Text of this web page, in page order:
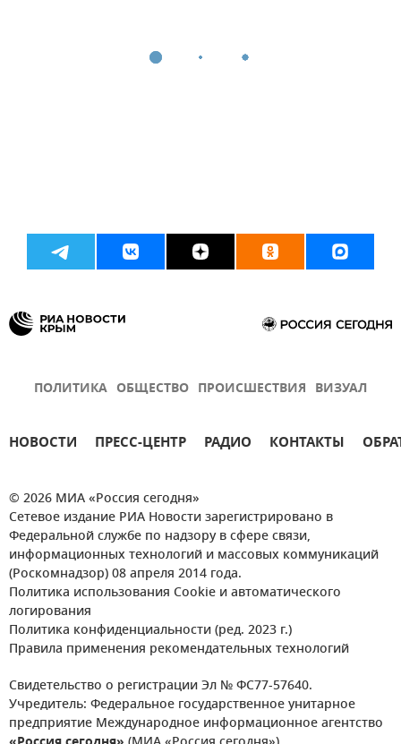
ПОЛИТИКА ОБЩЕСТВО ПРОИСШЕСТВИЯ ВИЗУАЛ
НОВОСТИ ПРЕСС-ЦЕНТР РАДИО КОНТАКТЫ
© 2026 МИА «Россия сегодня»
Сетевое издание РИА Новости зарегистрировано в
Федеральной службе по надзору в сфере связи,
информационных технологий и массовых коммуникаций
(Роскомнадзор) 08 апреля 2014 года.
Политика использования Cookie и автоматического
логирования
Политика конфиденциальности (ред. 2023 г.)
Правила применения рекомендательных технологий
Свидетельство о регистрации Эл № ФС77-57640.
Учредитель: Федеральное государственное унитарное
предприятие Международное информационное агентство